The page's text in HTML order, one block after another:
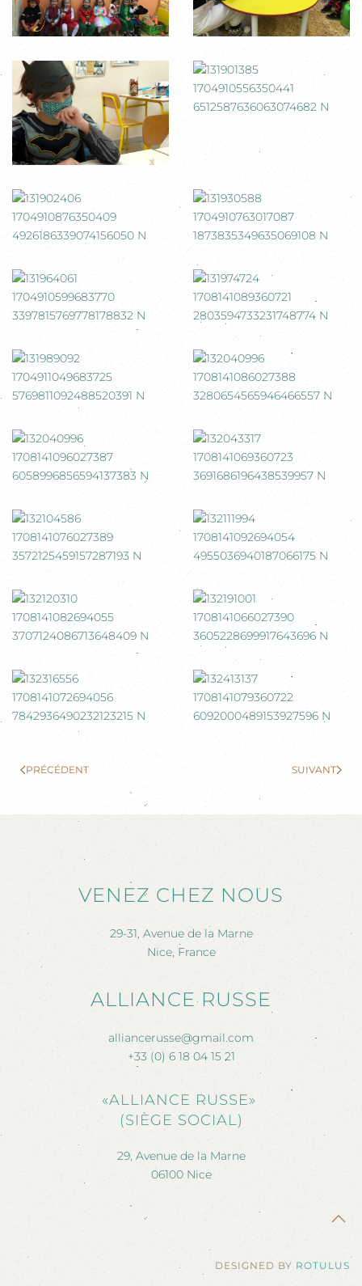
PRÉCÉDENT SUIVANT
VENEZ CHEZ NOUS
29-31, Avenue de la Marne
Nice, France
ALLIANCE RUSSE
alliancerusse@gmail.com
+33 (0) 6 18 04 15 21
«ALLIANCE RUSSE»
(SIÈGE SOCIAL)
29, Avenue de la Marne
06100 Nice
DESIGNED BY ROTULUS